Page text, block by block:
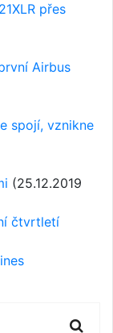
přes
Airbus
spojí, vznikne
(25.12.2019
čtvrtletí